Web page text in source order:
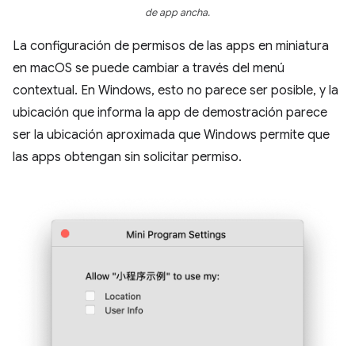
de app ancha.
La configuración de permisos de las apps en miniatura
en macOS se puede cambiar a través del menú
contextual. En Windows, esto no parece ser posible, y la
ubicación que informa la app de demostración parece
ser la ubicación aproximada que Windows permite que
las apps obtengan sin solicitar permiso.